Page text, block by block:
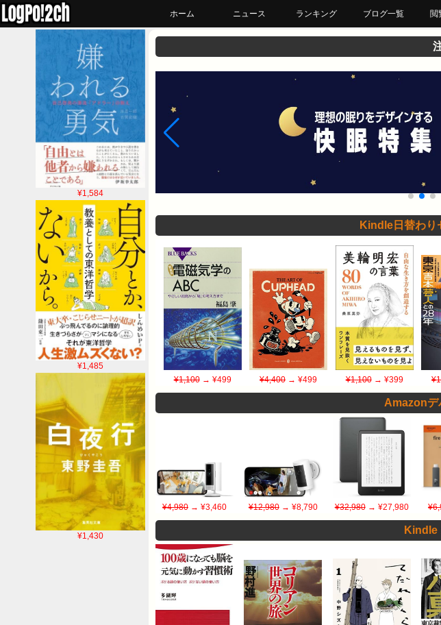
ホーム ニュース ランキング ブログ一覧 閲
ブ
¥1,584
¥1,485
¥1,430
Kindle日替わ
¥1,100→ ¥499 ¥4,400 → ¥499 ¥1,100→ ¥399
Amazonデ
¥4,980 → ¥3,460 ¥12,980→ ¥8,790 ¥32,980→ ¥27,980
Kindle